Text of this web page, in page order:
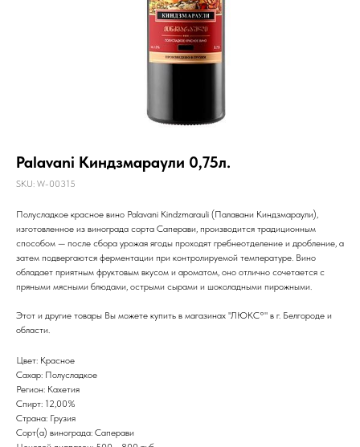
Palavani Киндзмараули 0,75л.
SKU: W-00315
Полусладкое красное вино Palavani Kindzmarauli (Палавани Киндзмараули),
изготовленное из винограда сорта Саперави, производится традиционным
способом — после сбора урожая ягоды проходят гребнеотделение и дробление, а
затем подвергаются ферментации при контролируемой температуре. Вино
обладает приятным фруктовым вкусом и ароматом, оно отлично сочетается с
пряными мясными блюдами, острыми сырами и шоколадными пирожными.
Этот и другие товары Вы можете купить в магазинах "ЛЮКС°" в г. Белгороде и
области.
Цвет: Красное
Сахар: Полусладкое
Регион: Кахетия
Спирт: 12,00%
Страна: Грузия
Сорт(а) винограда: Саперави